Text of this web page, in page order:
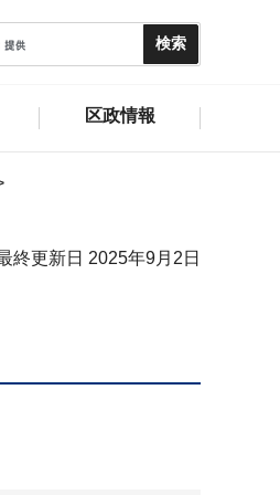
区政情報
終更新日 2025年9月2日